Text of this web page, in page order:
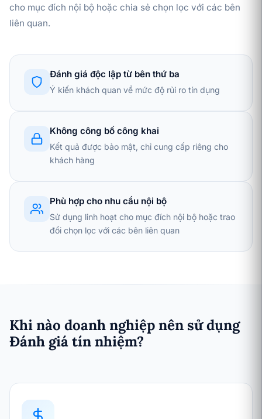
cho mục đích nội bộ hoặc chia sẻ chọn lọc với các bên
liên quan.
Đánh giá độc lập từ bên thứ ba
Ý kiến khách quan về mức độ rủi ro tín dụng
Không công bố công khai
Kết quả được bảo mật, chỉ cung cấp riêng cho
khách hàng
Phù hợp cho nhu cầu nội bộ
Sử dụng linh hoạt cho mục đích nội bộ hoặc trao
đổi chọn lọc với các bên liên quan
Khi nào doanh nghiệp nên sử dụng
Đánh giá tín nhiệm?